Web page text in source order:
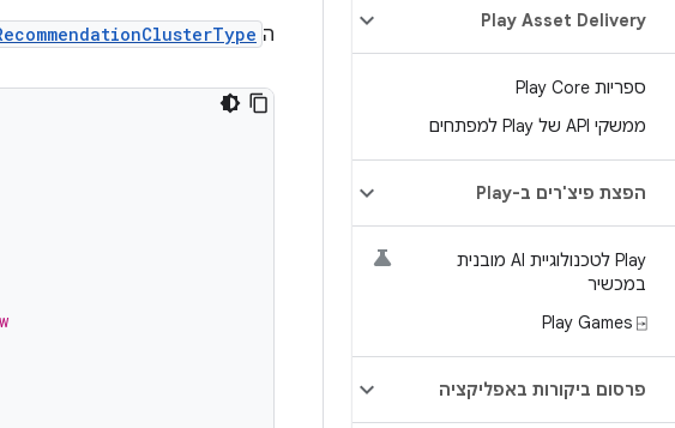
Play Asset Delivery
ספריות Play Core
ממשקי API של Play למפתחים
הפצת פיצ'רים ב-Play
Play לטכנולוגיית AI מובנית
במכשיר
Play Games ⍈
פרסום ביקורות באפליקציה
ה